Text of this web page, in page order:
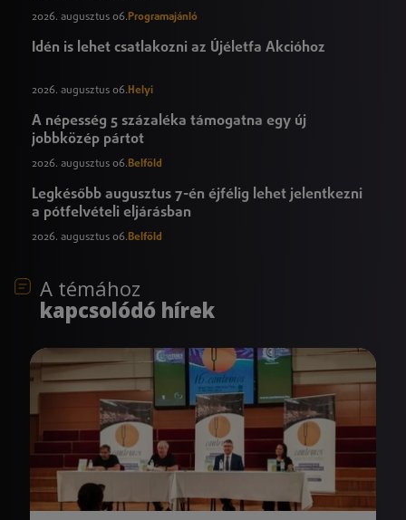
2026. augusztus 06. Programajánló
Idén is lehet csatlakozni az Újéletfa Akcióhoz
2026. augusztus 06. Helyi
A népesség 5 százaléka támogatna egy új
jobbközép pártot
2026. augusztus 06.Belföld
Legkésőbb augusztus 7-én éjfélig lehet jelentkezni
a pótfelvételi eljárásban
2026. augusztus 06.Belföld
A témához
kapcsolódó hírek